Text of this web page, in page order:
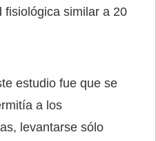
fisiológica similar a 20
estudio fue que se
a los
levantarse sólo